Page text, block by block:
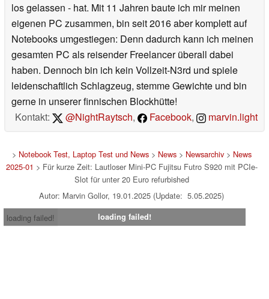
los gelassen - hat. Mit 11 Jahren baute ich mir meinen
eigenen PC zusammen, bin seit 2016 aber komplett auf
Notebooks umgestiegen: Denn dadurch kann ich meinen
gesamten PC als reisender Freelancer überall dabei
haben. Dennoch bin ich kein Vollzeit-N3rd und spiele
leidenschaftlich Schlagzeug, stemme Gewichte und bin
gerne in unserer finnischen Blockhütte!
Kontakt:
@NightRaytsch, Facebook, marvin.light
> Notebook Test, Laptop Test und News> News> Newsarchiv> News
2025-01 > Für kurze Zeit: Lautloser Mini-PC Fujitsu Futro S920 mit PCIe-
Slot für unter 20 Euro refurbished
Autor: Marvin Gollor, 19.01.2025 (Update: 5.05.2025)
loading failed!
loading failed!